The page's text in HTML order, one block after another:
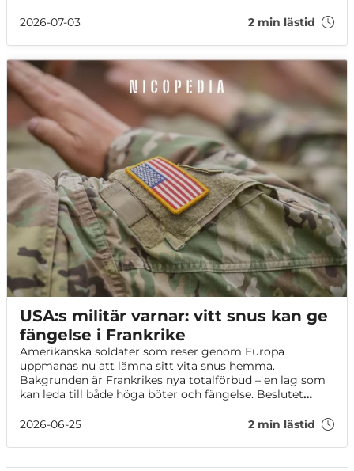
lagpaketet. Beskedet kommer efter månader av låsta
2026-07-03 2 min lästid
USA:s militär varnar: vitt snus kan ge
fängelse i Frankrike
Amerikanska soldater som reser genom Europa
uppmanas nu att lämna sitt vita snus hemma.
Bakgrunden är Frankrikes nya totalförbud – en lag som
kan leda till både höga böter och fängelse. Beslutet
mer riskbaserad syn på nikotin.
2026-06-25 2 min lästid